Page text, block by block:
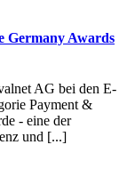
Germany Awards
AG bei den E-
Payment &
- eine der
und [...]